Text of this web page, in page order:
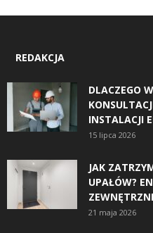
REDAKCJA
DLACZEGO
INSTALACJI
15 lipca 2026
JAK
UPAŁÓW?
21 maja 2026